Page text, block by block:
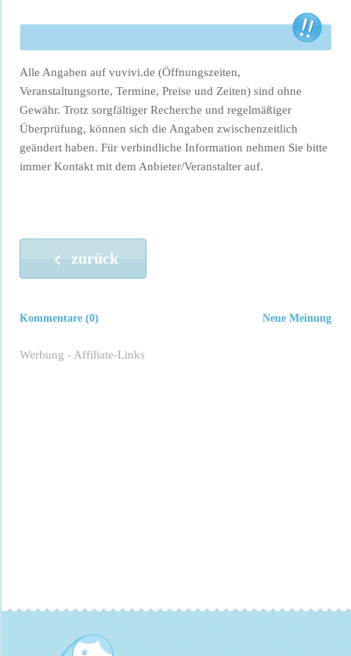
Alle Angaben auf vuvivi.de (Öffnungszeiten,
Veranstaltungsorte, Termine, Preise und Zeiten) sind ohne
Gewähr. Trotz sorgfältiger Recherche und regelmäßiger
Überprüfung, können sich die Angaben zwischenzeitlich
geändert haben. Für verbindliche Information nehmen Sie bitte
immer Kontakt mit dem Anbieter/Veranstalter auf.
zurück
Neue Meinung
Kommentare (0)
Werbung - Affiliate-Links